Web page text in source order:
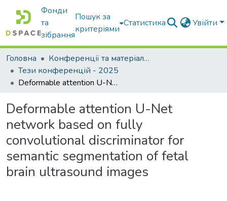
Фонди
та
зібрання
Пошук за
критеріями
Статистика Увійти
Головна
Конференції та матеріали конференцій
Тези конференцій - 2025
Deformable attention U-Net network based on fully convolutional discriminator for semantic segmentation of fetal brain ultrasound images
Deformable attention U-Net
network based on fully
convolutional discriminator for
semantic segmentation of fetal
brain ultrasound images